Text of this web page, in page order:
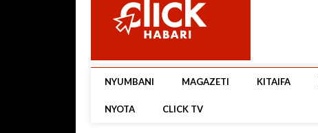
NYUMBANI MAGAZETI KITAIFA
NYOTA CLICK TV